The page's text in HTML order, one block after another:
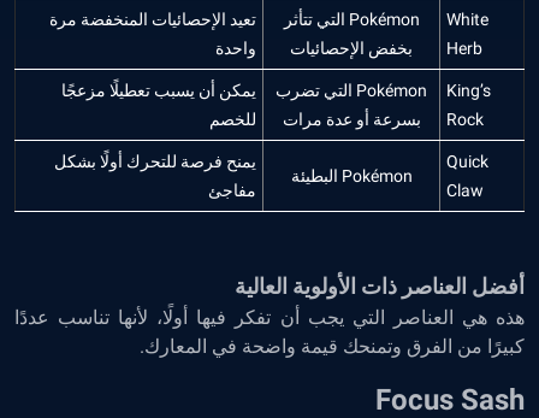
White
Herb
Pokémon التي تتأثر
بخفض الإحصائيات
تعيد الإحصائيات المنخفضة مرة
واحدة
King’s
Rock
Pokémon التي تضرب
بسرعة أو عدة مرات
يمكن أن يسبب تعطيلًا مزعجًا
للخصم
Quick
Claw
Pokémon البطيئة
يمنح فرصة للتحرك أولًا بشكل
مفاجئ
أفضل العناصر ذات الأولوية العالية
هذه هي العناصر التي يجب أن تفكر فيها أولًا، لأنها تناسب عددًا
كبيرًا من الفرق وتمنحك قيمة واضحة في المعارك.
Focus Sash